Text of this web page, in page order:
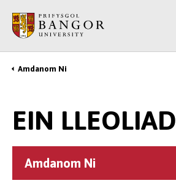
Prif
Gynnwys
Breadcrumb
Amdanom Ni
EIN LLEOLIAD
Amdanom Ni